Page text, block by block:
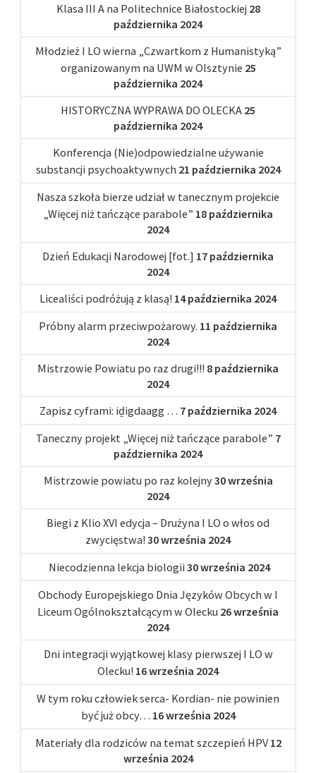
Klasa III A na Politechnice Białostockiej 28
października 2024
Młodzież I LO wierna „Czwartkom z Humanistyką”
organizowanym na UWM w Olsztynie 25
października 2024
HISTORYCZNA WYPRAWA DO OLECKA 25
października 2024
Konferencja (Nie)odpowiedzialne używanie
substancji psychoaktywnych 21 października 2024
Nasza szkoła bierze udział w tanecznym projekcie
„Więcej niż tańczące parabole” 18 października
2024
Dzień Edukacji Narodowej [fot.] 17 października
2024
Licealiści podróżują z klasą! 14 października 2024
Próbny alarm przeciwpożarowy. 11 października
2024
Mistrzowie Powiatu po raz drugi!!! 8 października
2024
Zapisz cyframi: iḏigdaagg … 7 października 2024
Taneczny projekt „Więcej niż tańczące parabole” 7
października 2024
Mistrzowie powiatu po raz kolejny30 września
2024
Biegi z Klio XVI edycja – Drużyna I LO o włos od
zwycięstwa! 30 września 2024
Niecodzienna lekcja biologii 30 września 2024
Obchody Europejskiego Dnia Języków Obcych w I
Liceum Ogólnokształcącym w Olecku 26 września
2024
Dni integracji wyjątkowej klasy pierwszej I LO w
Olecku! 16 września 2024
W tym roku człowiek serca- Kordian- nie powinien
być już obcy… 16 września 2024
Materiały dla rodziców na temat szczepień HPV 12
września 2024